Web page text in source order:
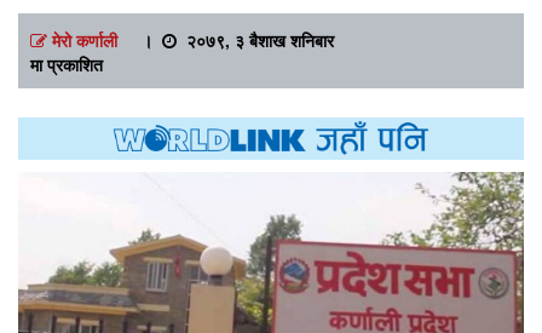
मेरो कर्णाली।
२०७९, ३ बैशाख शनिबार
मा प्रकाशित